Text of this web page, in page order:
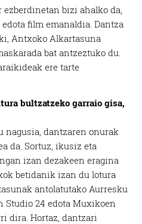
ezberdinetan bizi ahalko da,
film emanaldia. Dantza
Antxoko Alkartasuna
bat antzeztuko du.
ere tarte
bultzatzeko garraio gisa,
nagusia, dantzaren onurak
da. Sortuz, ikusiz eta
izan dezakeen eragina
betidanik izan du lotura
antolatutako Aurresku
24 edota Muxikoen
dira. Hortaz, dantzari